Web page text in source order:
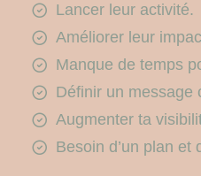
Lancer leur activité.
Améliorer leur
Manque de temps
Définir un message
Augmenter ta
Besoin d’un plan et